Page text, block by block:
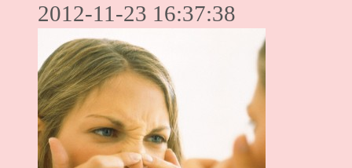
2012-11-23 16:37:38